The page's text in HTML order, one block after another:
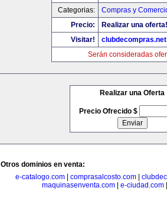
Categorias:
Compras y
Precio:
Realizar una oferta!
Visitar!
clubdecompras.net
Serán consideradas
Realizar una Oferta
Precio Ofrecido $
Otros dominios en venta:
e-catalogo.com
comprasalcosto.com
maquinasenventa.com| e-ciudad.com